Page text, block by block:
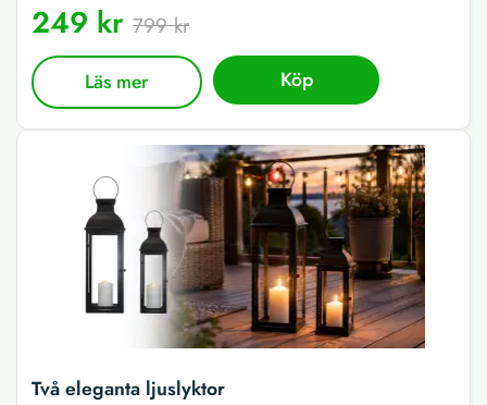
249 kr 799 kr
Läs mer Köp
Två eleganta ljuslyktor